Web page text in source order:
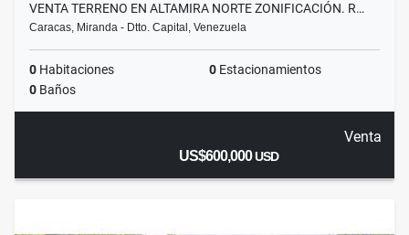
VENTA TERRENO EN ALTAMIRA NORTE ZONIFICACIÓN. R…
Caracas, Miranda - Dtto. Capital, Venezuela
0 Habitaciones 0 Estacionamientos
0 Baños
Venta
US$600,000USD